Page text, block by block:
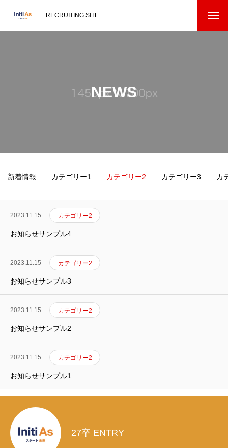
RECRUITING SITE
NEWS
新着情報 カテゴリー1 カテゴリー2 カテゴリー3 カ
2023.11.15 カテゴリー2
お知らせサンプル4
2023.11.15 カテゴリー2
お知らせサンプル3
2023.11.15 カテゴリー2
お知らせサンプル2
2023.11.15 カテゴリー2
お知らせサンプル1
27卒 ENTRY